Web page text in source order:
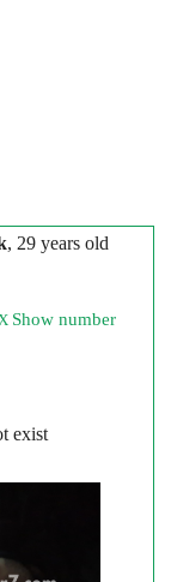
, 29 years old
Show number
exist